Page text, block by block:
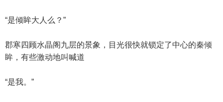
“是倾眸大人么？”
郡寒四顾水晶阁九层的景象，目光很快就锁定了中心的秦倾
眸，有些激动地叫喊道
“是我。”